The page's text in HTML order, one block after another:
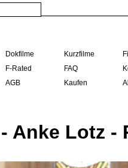
Dokfilme Kurzfilme
F-Rated FAQ
AGB Kaufen
Anke Lotz -